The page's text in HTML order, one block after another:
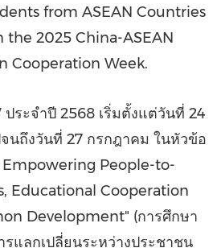
from ASEAN Countries
the 2025 China-ASEAN
Cooperation Week.
ประจำปี 2568 เริ่มตั้งแต่วันที่ 24
นถึงวันที่ 27 กรกฎาคม ในหัวข้อ
People-to-
Educational Cooperation
Development" (การศึกษา
รแลกเปลี่ยนระหว่างประชาชน